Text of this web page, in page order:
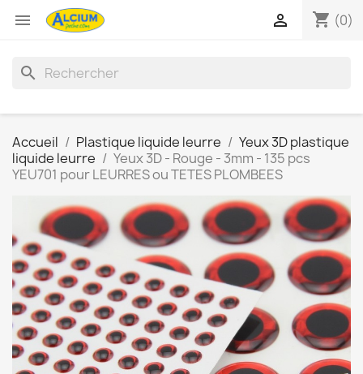
 shopping_cart (0)

search
Accueil Plastique liquide leurre
Yeux 3D plastique
liquide leurre
Yeux 3D - Rouge - 3mm - 135 pcs
YEU701 pour LEURRES ou TETES PLOMBEES